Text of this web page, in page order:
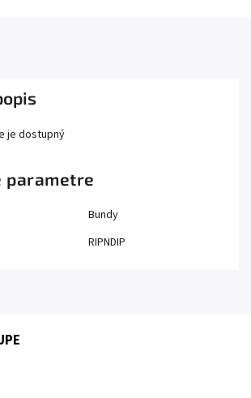
je dostupný
parametre
Bundy
RIPNDIP